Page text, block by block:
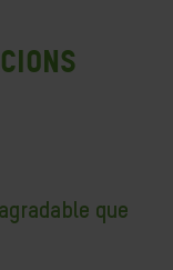
que